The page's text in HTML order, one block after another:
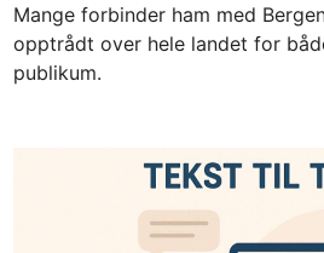
Mange forbinder ham med
opptrådt over hele landet for
publikum.